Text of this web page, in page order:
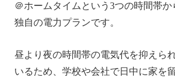
＠ホームタイムという3つの時間帯
独自の電力プランです。
昼より夜の時間帯の電気代を抑えら
いるため、学校や会社で日中に家を